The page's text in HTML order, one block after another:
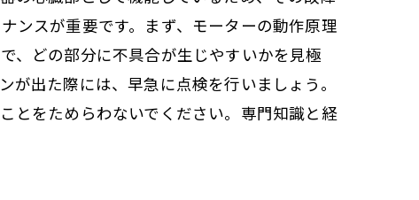
ンスが重要です。まず、モーターの動作原理
、どの部分に不具合が生じやすいかを見極
出た際には、早急に点検を行いましょう。
とをためらわないでください。専門知識と経